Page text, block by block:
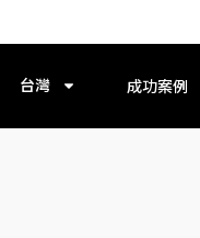
台灣 成功案例